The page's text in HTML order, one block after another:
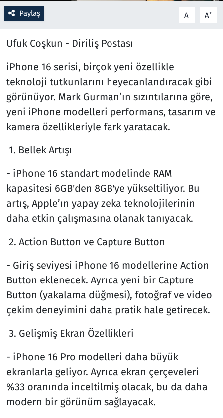
Paylaş A- A+
Ufuk Coşkun - Diriliş Postası
iPhone 16 serisi, birçok yeni özellikle
teknoloji tutkunlarını heyecanlandıracak gibi
görünüyor. Mark Gurman’ın sızıntılarına göre,
yeni iPhone modelleri performans, tasarım ve
kamera özellikleriyle fark yaratacak.
1. Bellek Artışı
- iPhone 16 standart modelinde RAM
kapasitesi 6GB'den 8GB'ye yükseltiliyor. Bu
artış, Apple’ın yapay zeka teknolojilerinin
daha etkin çalışmasına olanak tanıyacak.
2. Action Button ve Capture Button
- Giriş seviyesi iPhone 16 modellerine Action
Button eklenecek. Ayrıca yeni bir Capture
Button (yakalama düğmesi), fotoğraf ve video
çekim deneyimini daha pratik hale getirecek.
3. Gelişmiş Ekran Özellikleri
- iPhone 16 Pro modelleri daha büyük
ekranlarla geliyor. Ayrıca ekran çerçeveleri
%33 oranında inceltilmiş olacak, bu da daha
modern bir görünüm sağlayacak.
Spor